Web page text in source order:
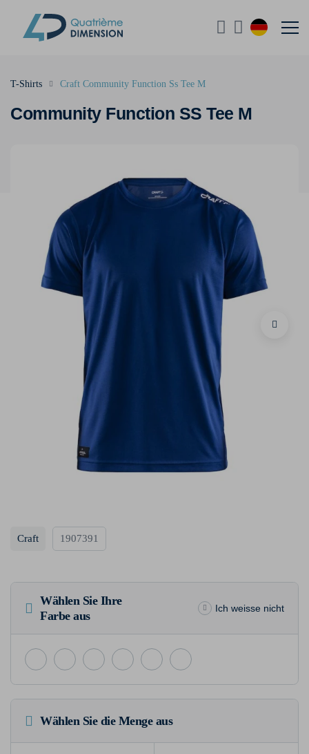
Community Function SS Tee M
T-Shirts Craft Community Function Ss Tee M
Craft 1907391
Wählen Sie Ihre
Farbe aus
Ich weisse nicht
Wählen Sie die Menge aus